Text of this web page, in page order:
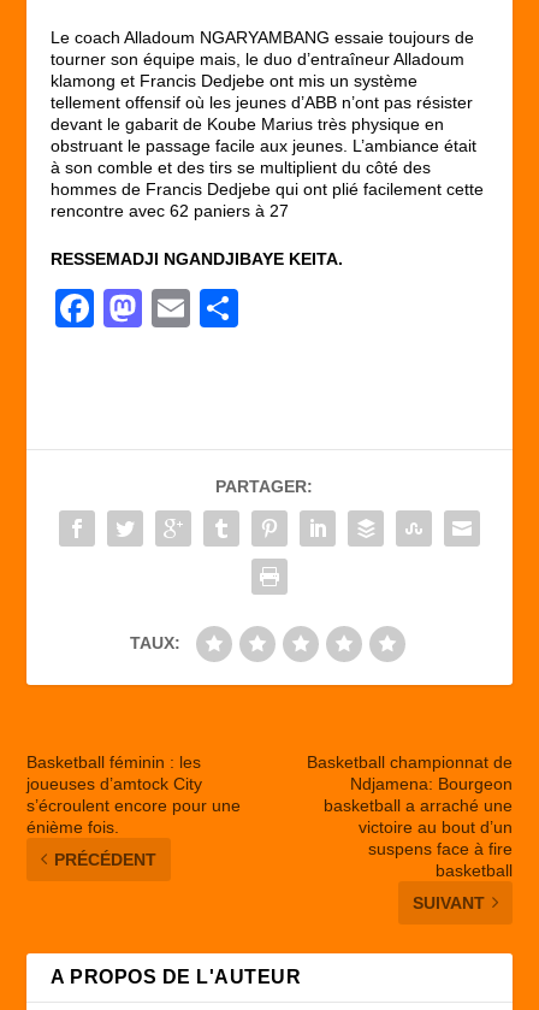
Le coach Alladoum NGARYAMBANG essaie toujours de
tourner son équipe mais, le duo d’entraîneur Alladoum
klamong et Francis Dedjebe ont mis un système
tellement offensif où les jeunes d’ABB n’ont pas résister
devant le gabarit de Koube Marius très physique en
obstruant le passage facile aux jeunes. L’ambiance était
à son comble et des tirs se multiplient du côté des
hommes de Francis Dedjebe qui ont plié facilement cette
rencontre avec 62 paniers à 27
RESSEMADJI NGANDJIBAYE KEITA.
F
b
o
o
M
d
o
n
E
er
PARTAGER:
TAUX:
Basketball féminin : les
joueuses d’amtock City
s’écroulent encore pour une
énième fois.
PRÉCÉDENT
Basketball championnat de
Ndjamena: Bourgeon
basketball a arraché une
victoire au bout d’un
suspens face à fire
basketball
SUIVANT
A PROPOS DE L'AUTEUR